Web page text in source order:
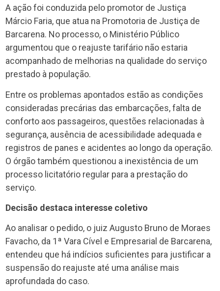
A ação foi conduzida pelo promotor de Justiça
Márcio Faria, que atua na Promotoria de Justiça de
Barcarena. No processo, o Ministério Público
argumentou que o reajuste tarifário não estaria
acompanhado de melhorias na qualidade do serviço
prestado à população.
Entre os problemas apontados estão as condições
consideradas precárias das embarcações, falta de
conforto aos passageiros, questões relacionadas à
segurança, ausência de acessibilidade adequada e
registros de panes e acidentes ao longo da operação.
O órgão também questionou a inexistência de um
processo licitatório regular para a prestação do
serviço.
Decisão destaca interesse coletivo
Ao analisar o pedido, o juiz Augusto Bruno de Moraes
Favacho, da 1ª Vara Cível e Empresarial de Barcarena,
entendeu que há indícios suficientes para justificar a
suspensão do reajuste até uma análise mais
aprofundada do caso.